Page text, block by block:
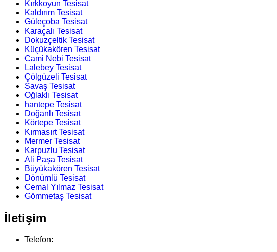
Kırkkoyun Tesisat
Kaldırım Tesisat
Güleçoba Tesisat
Karaçalı Tesisat
Dokuzçeltik Tesisat
Küçükakören Tesisat
Cami Nebi Tesisat
Lalebey Tesisat
Çölgüzeli Tesisat
Savaş Tesisat
Oğlaklı Tesisat
hantepe Tesisat
Doğanlı Tesisat
Körtepe Tesisat
Kırmasırt Tesisat
Mermer Tesisat
Karpuzlu Tesisat
Ali Paşa Tesisat
Büyükakören Tesisat
Dönümlü Tesisat
Cemal Yılmaz Tesisat
Gömmetaş Tesisat
İletişim
Telefon: